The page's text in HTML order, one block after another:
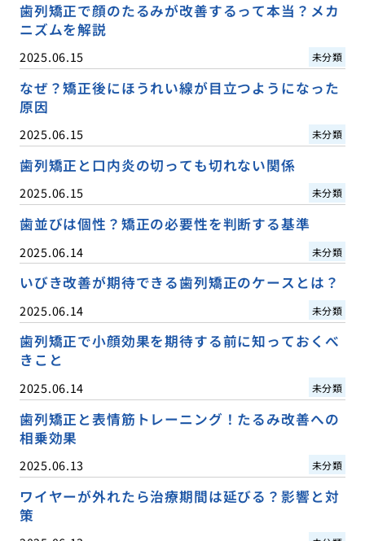
歯列矯正で顔のたるみが改善するって本当？メカ
ニズムを解説
2025.06.15 未分類
なぜ？矯正後にほうれい線が目立つようになった
原因
2025.06.15 未分類
歯列矯正と口内炎の切っても切れない関係
2025.06.15 未分類
歯並びは個性？矯正の必要性を判断する基準
2025.06.14 未分類
いびき改善が期待できる歯列矯正のケースとは？
2025.06.14 未分類
歯列矯正で小顔効果を期待する前に知っておくべ
きこと
2025.06.14 未分類
歯列矯正と表情筋トレーニング！たるみ改善への
相乗効果
2025.06.13 未分類
ワイヤーが外れたら治療期間は延びる？影響と対
策